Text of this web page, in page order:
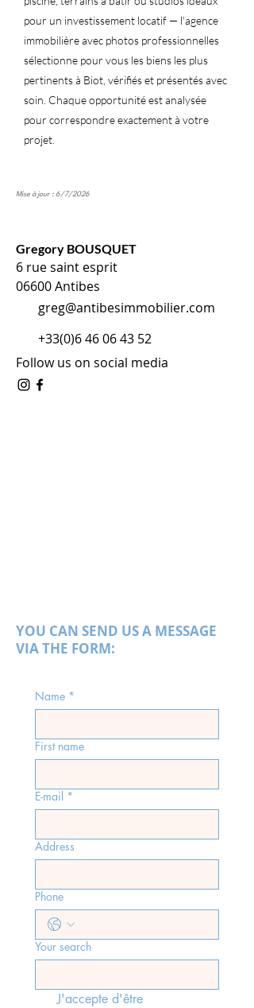
pour un investissement locatif — l'agence
immobilière avec photos professionnelles
sélectionne pour vous les biens les plus
pertinents à Biot, vérifiés et présentés avec
soin. Chaque opportunité est analysée
pour correspondre exactement à votre
projet.
Mise à jour : 6/7/2026
Gregory BOUSQUET
6 rue saint esprit
06600 Antibes
greg@antibesimmobilier.com
+33(0)6 46 06 43 52
Follow us on social media
YOU CAN SEND US A MESSAGE
VIA THE FORM:
Name *
First name
E-mail *
Address
Phone
Your search
J'accepte d'être